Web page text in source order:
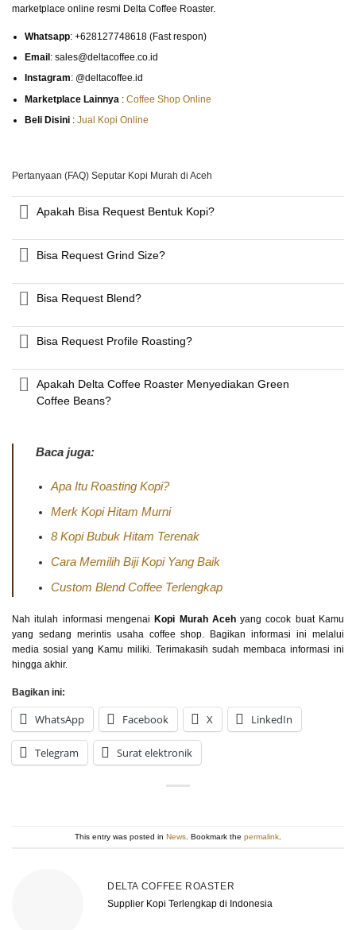
marketplace online resmi Delta Coffee Roaster.
Whatsapp: +628127748618 (Fast respon)
Email : sales@deltacoffee.co.id
Instagram: @deltacoffee.id
Marketplace Lainnya :Coffee Shop Online
Beli Disini :Jual Kopi Online
Pertanyaan (FAQ) Seputar Kopi Murah di Aceh
Apakah Bisa Request Bentuk Kopi?
Bisa Request Grind Size?
Bisa Request Blend?
Bisa Request Profile Roasting?
Apakah Delta Coffee Roaster Menyediakan Green
Coffee Beans?
Baca juga:
Apa Itu Roasting Kopi?
Merk Kopi Hitam Murni
8 Kopi Bubuk Hitam Terenak
Cara Memilih Biji Kopi Yang Baik
Custom Blend Coffee Terlengkap
Nah itulah informasi mengenai Kopi Murah Acehyang cocok buat Kamu
yang sedang merintis usaha coffee shop. Bagikan informasi ini melalui
media sosial yang Kamu miliki. Terimakasih sudah membaca informasi ini
hingga akhir.
Bagikan ini:
WhatsApp Facebook X LinkedIn
Telegram Surat elektronik
This entry was posted in News. Bookmark the permalink.
DELTA COFFEE ROASTER
Supplier Kopi Terlengkap di Indonesia